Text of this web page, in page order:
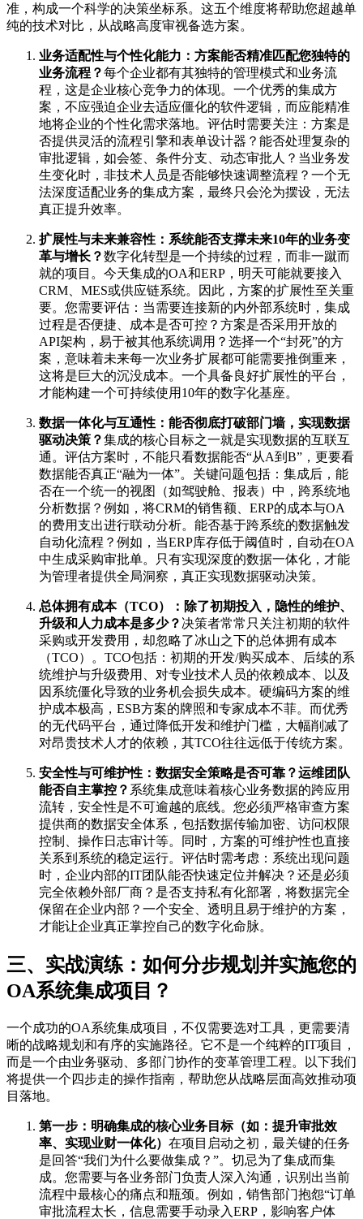
准，构成一个科学的决策坐标系。这五个维度将帮助您超越单
纯的技术对比，从战略高度审视备选方案。
业务适配性与个性化能力：方案能否精准匹配您独特的
业务流程？每个企业都有其独特的管理模式和业务流
程，这是企业核心竞争力的体现。一个优秀的集成方
案，不应强迫企业去适应僵化的软件逻辑，而应能精准
地将企业的个性化需求落地。评估时需要关注：方案是
否提供灵活的流程引擎和表单设计器？能否处理复杂的
审批逻辑，如会签、条件分支、动态审批人？当业务发
生变化时，非技术人员是否能够快速调整流程？一个无
法深度适配业务的集成方案，最终只会沦为摆设，无法
真正提升效率。
扩展性与未来兼容性：系统能否支撑未来10年的业务变
革与增长？数字化转型是一个持续的过程，而非一蹴而
就的项目。今天集成的OA和ERP，明天可能就要接入
CRM、MES或供应链系统。因此，方案的扩展性至关重
要。您需要评估：当需要连接新的内外部系统时，集成
过程是否便捷、成本是否可控？方案是否采用开放的
API架构，易于被其他系统调用？选择一个“封死”的方
案，意味着未来每一次业务扩展都可能需要推倒重来，
这将是巨大的沉没成本。一个具备良好扩展性的平台，
才能构建一个可持续使用10年的数字化基座。
数据一体化与互通性：能否彻底打破部门墙，实现数据
驱动决策？集成的核心目标之一就是实现数据的互联互
通。评估方案时，不能只看数据能否“从A到B”，更要看
数据能否真正“融为一体”。关键问题包括：集成后，能
否在一个统一的视图（如驾驶舱、报表）中，跨系统地
分析数据？例如，将CRM的销售额、ERP的成本与OA
的费用支出进行联动分析。能否基于跨系统的数据触发
自动化流程？例如，当ERP库存低于阈值时，自动在OA
中生成采购审批单。只有实现深度的数据一体化，才能
为管理者提供全局洞察，真正实现数据驱动决策。
总体拥有成本（TCO）：除了初期投入，隐性的维护、
升级和人力成本是多少？ 决策者常常只关注初期的软件
采购或开发费用，却忽略了冰山之下的总体拥有成本
（TCO）。TCO包括：初期的开发/购买成本、后续的系
统维护与升级费用、对专业技术人员的依赖成本、以及
因系统僵化导致的业务机会损失成本。硬编码方案的维
护成本极高，ESB方案的牌照和专家成本不菲。而优秀
的无代码平台，通过降低开发和维护门槛，大幅削减了
对昂贵技术人才的依赖，其TCO往往远低于传统方案。
安全性与可维护性：数据安全策略是否可靠？运维团队
能否自主掌控？ 系统集成意味着核心业务数据的跨应用
流转，安全性是不可逾越的底线。您必须严格审查方案
提供商的数据安全体系，包括数据传输加密、访问权限
控制、操作日志审计等。同时，方案的可维护性也直接
关系到系统的稳定运行。评估时需考虑：系统出现问题
时，企业内部的IT团队能否快速定位并解决？还是必须
完全依赖外部厂商？是否支持私有化部署，将数据完全
保留在企业内部？一个安全、透明且易于维护的方案，
才能让企业真正掌控自己的数字化命脉。
三、实战演练：如何分步规划并实施您的
OA系统集成项目？
一个成功的OA系统集成项目，不仅需要选对工具，更需要清
晰的战略规划和有序的实施路径。它不是一个纯粹的IT项目，
而是一个由业务驱动、多部门协作的变革管理工程。以下我们
将提供一个四步走的操作指南，帮助您从战略层面高效推动项
目落地。
第一步：明确集成的核心业务目标（如：提升审批效
率、实现业财一体化） 在项目启动之初，最关键的任务
是回答“我们为什么要做集成？”。切忌为了集成而集
成。您需要与各业务部门负责人深入沟通，识别出当前
流程中最核心的痛点和瓶颈。例如，销售部门抱怨“订单
审批流程太长，信息需要手动录入ERP，影响客户体